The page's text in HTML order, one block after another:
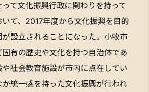
て文化振興行政に関わりを持って
いて、2017年度から文化振興を目的
が設立されることになった。小牧市
有の歴史や文化を持つ自治体であ
や社会教育施設が市内に点在してい
か統一感を持った文化振興が行われ